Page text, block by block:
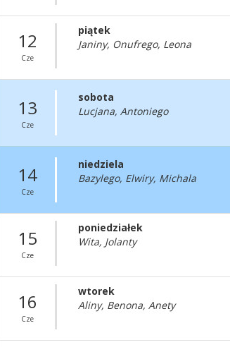
12
Cze
piątek
Janiny, Onufrego, Leona
13
Cze
sobota
Lucjana, Antoniego
14
Cze
niedziela
Bazylego, Elwiry, Michala
15
Cze
poniedziałek
Wita, Jolanty
16
Cze
wtorek
Aliny, Benona, Anety